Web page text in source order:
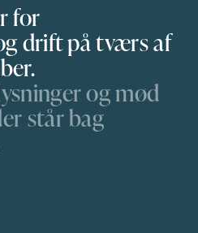
for
drift på tværs af
og mød
står bag